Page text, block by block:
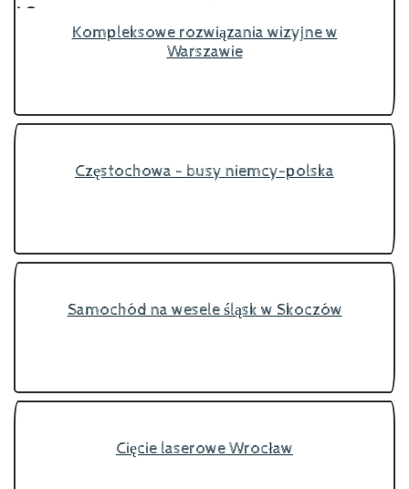
Kompleksowe rozwiązania wizyjne w
Warszawie
Częstochowa - busy niemcy-polska
Samochód na wesele śląsk w Skoczów
Cięcie laserowe Wrocław